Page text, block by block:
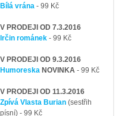
Bílá vrána- 99 Kč
V PRODEJI OD 7.3.2016
Irčin románek - 99 Kč
V PRODEJI OD 9.3.2016
HumoreskaNOVINKA - 99 Kč
V PRODEJI OD 11.3.2016
Zpívá Vlasta Burian (sestřih
písní) - 99 Kč